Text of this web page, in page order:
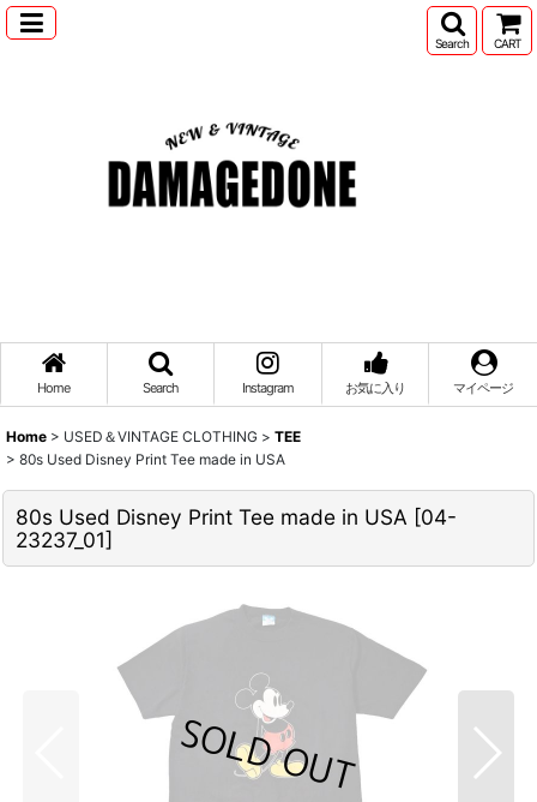
Search CART
Home Search Instagram お気に入り マイページ
Home > USED＆VINTAGE CLOTHING > TEE
> 80s Used Disney Print Tee made in USA
80s Used Disney Print Tee made in USA [04-
23237_01]